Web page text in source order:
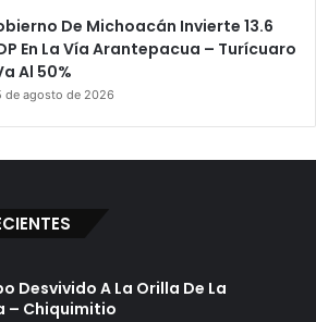
De Michoacán Invierte 13.6
En La Vía Arantepacua – Turícuaro
Al 50%
de agosto de 2026
Desvivido A La Orilla De La
– Chiquimitio